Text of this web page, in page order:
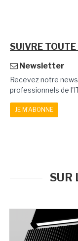
SUIVRE
Newsletter
Recevez notre
professionnels de
JE M'ABONNE
SUR